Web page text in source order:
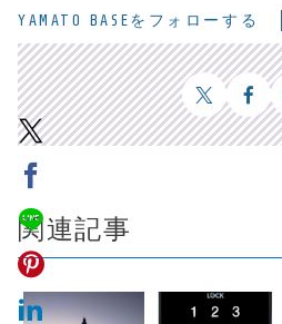
YAMATO BASEをフォローする
関連記事